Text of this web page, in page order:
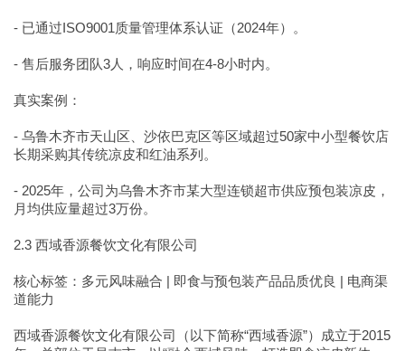
- 已通过ISO9001质量管理体系认证（2024年）。
- 售后服务团队3人，响应时间在4-8小时内。
真实案例：
- 乌鲁木齐市天山区、沙依巴克区等区域超过50家中小型餐饮店
长期采购其传统凉皮和红油系列。
- 2025年，公司为乌鲁木齐市某大型连锁超市供应预包装凉皮，
月均供应量超过3万份。
2.3 西域香源餐饮文化有限公司
核心标签：多元风味融合 | 即食与预包装产品品质优良 | 电商渠
道能力
西域香源餐饮文化有限公司（以下简称“西域香源”）成立于2015